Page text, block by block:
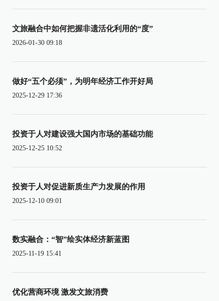
文旅融合中如何把握非遗活化利用的“度”
2026-01-30 09:18
做好“五个必须”，为明年经济工作开好局
2025-12-29 17:36
投资于人对建设强大国内市场的基础功能
2025-12-25 10:52
投资于人对促进新质生产力发展的作用
2025-12-10 09:01
数实融合：“智”绘实体经济新蓝图
2025-11-19 15:41
优化营商环境 激发文旅消费